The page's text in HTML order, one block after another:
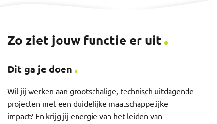
Zo ziet jouw functie er uit
Dit ga je doen
Wil jij werken aan grootschalige, technisch uitdagende
projecten met een duidelijke maatschappelijke
impact? En krijg jij energie van het leiden van